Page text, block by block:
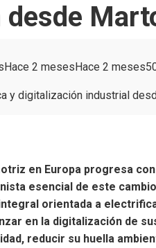
Hace 2 meses Hace 2 meses
en Europa progresa
esencial de este
orientada a
en la digitalización de
reducir su huella